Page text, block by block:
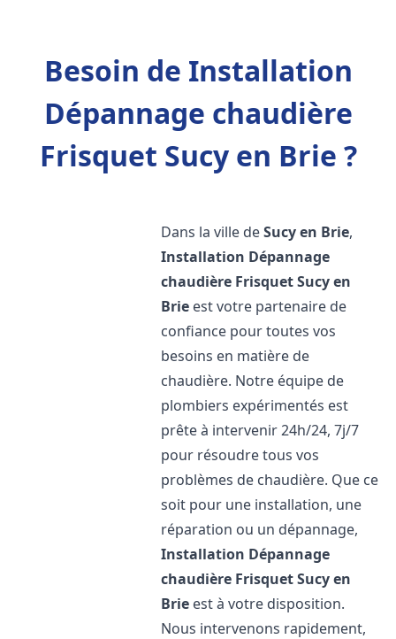
Besoin de Installation
Dépannage chaudière
Frisquet Sucy en Brie ?
Dans la ville deSucy en Brie,
Installation Dépannage
chaudière FrisquetSucy en
Brie est votre partenaire de
confiance pour toutes vos
besoins en matière de
chaudière. Notre équipe de
plombiers expérimentés est
prête à intervenir 24h/24, 7j/7
pour résoudre tous vos
problèmes de chaudière. Que ce
soit pour une installation, une
réparation ou un dépannage,
Installation Dépannage
chaudière FrisquetSucy en
Brie est à votre disposition.
Nous intervenons rapidement,